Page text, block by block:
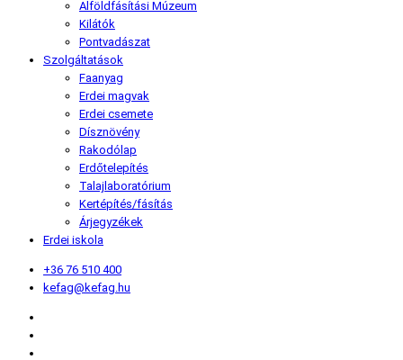
Alföldfásítási Múzeum
Kilátók
Pontvadászat
Szolgáltatások
Faanyag
Erdei magvak
Erdei csemete
Dísznövény
Rakodólap
Erdőtelepítés
Talajlaboratórium
Kertépítés/fásítás
Árjegyzékek
Erdei iskola
+36 76 510 400
kefag@kefag.hu